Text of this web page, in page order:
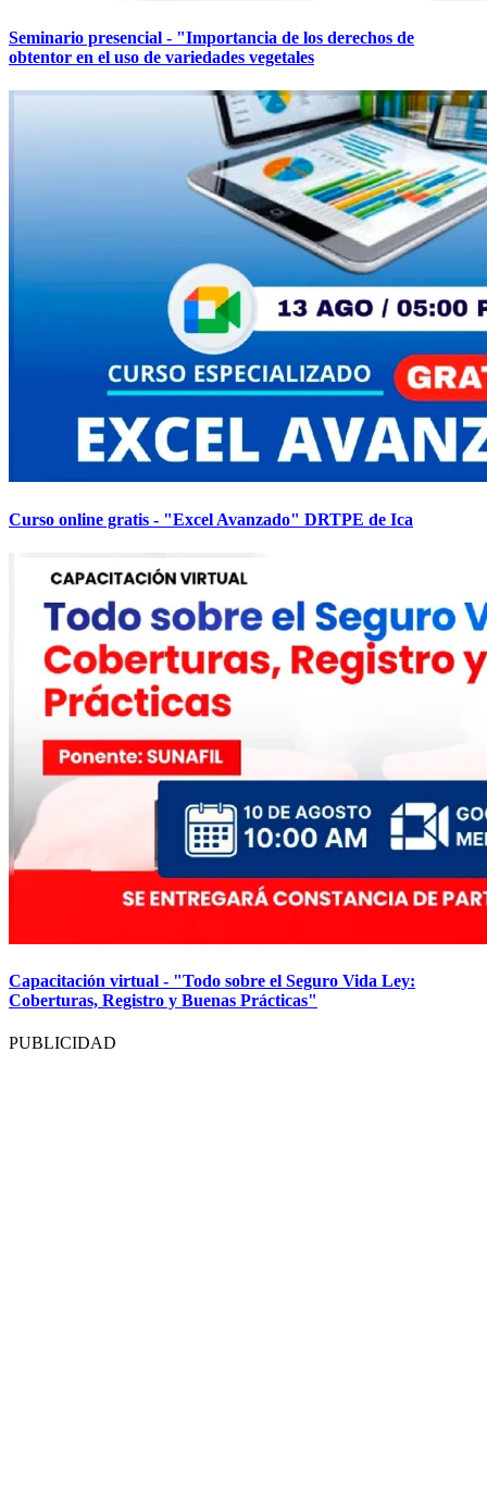
Seminario presencial - "Importancia de los derechos de
obtentor en el uso de variedades vegetales
Curso online gratis - "Excel Avanzado" DRTPE de Ica
Capacitación virtual - "Todo sobre el Seguro Vida Ley:
Coberturas, Registro y Buenas Prácticas"
PUBLICIDAD